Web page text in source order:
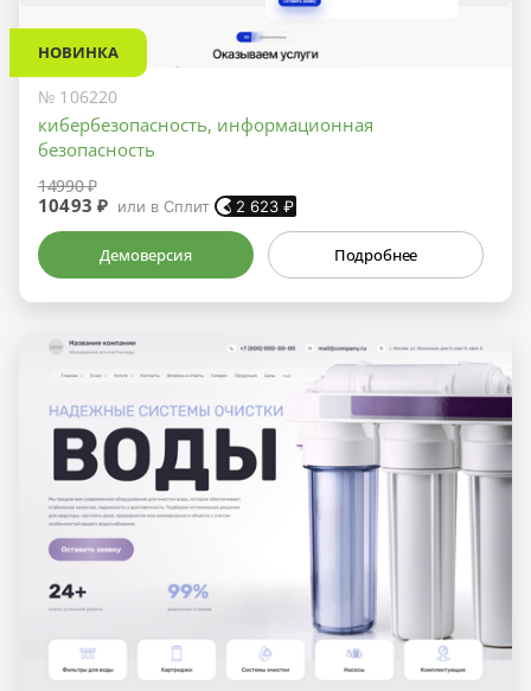
НОВИНКА
№ 106220
кибербезопасность, информационная
безопасность
14990 ₽
10493 ₽ или в Сплит 2 623 ₽
Демоверсия Подробнее